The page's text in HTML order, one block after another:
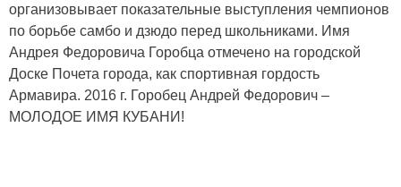
организовывает показательные выступления чемпионов
по борьбе самбо и дзюдо перед школьниками. Имя
Андрея Федоровича Горобца отмечено на городской
Доске Почета города, как спортивная гордость
Армавира. 2016 г. Горобец Андрей Федорович –
МОЛОДОЕ ИМЯ КУБАНИ!